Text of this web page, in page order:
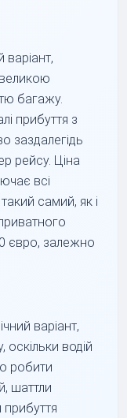
багажу.
прибуття з
заздалегідь
рейсу. Ціна
всі
самий, як і
євро, залежно
варіант,
водій
робити
шаттли